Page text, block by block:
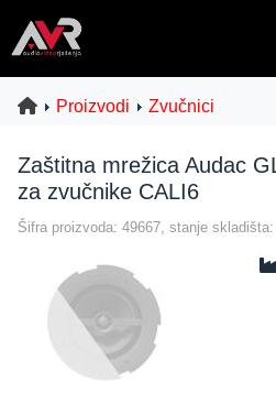
Proizvodi Zvučnici
Zaštitna mrežica Audac
za zvučnike CALI6
Šifra proizvoda: 49667, stanje